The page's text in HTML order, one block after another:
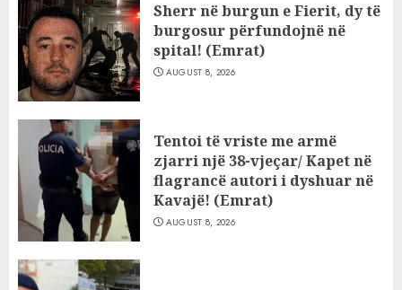
Sherr në burgun e Fierit, dy të
burgosur përfundojnë në
spital! (Emrat)
AUGUST 8, 2026
Tentoi të vriste me armë
zjarri një 38-vjeçar/ Kapet në
flagrancë autori i dyshuar në
Kavajë! (Emrat)
AUGUST 8, 2026